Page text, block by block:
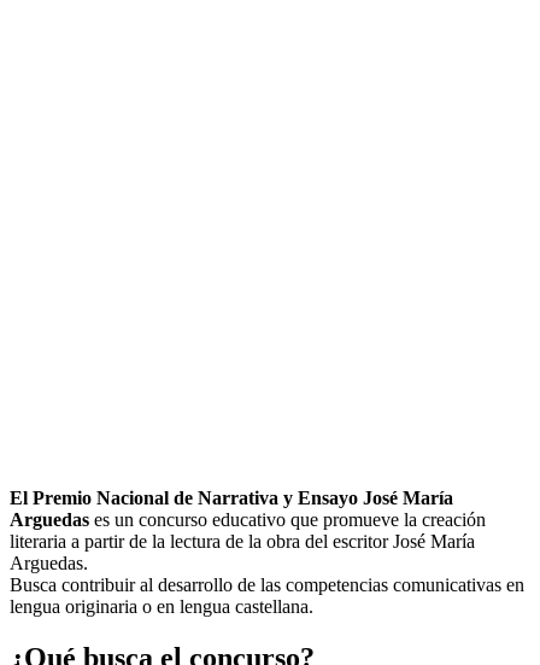
El Premio Nacional de Narrativa y Ensayo José María
Arguedas es un concurso educativo que promueve la creación
literaria a partir de la lectura de la obra del escritor José María
Arguedas.
Busca contribuir al desarrollo de las competencias comunicativas en
lengua originaria o en lengua castellana.
¿Qué busca el concurso?